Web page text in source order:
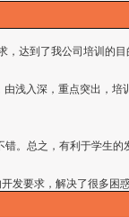
达到了我公司培训的
浅入深，重点突出，培
。总之，有利于学生
发要求，解决了很多困
MTK驱动的培训，老